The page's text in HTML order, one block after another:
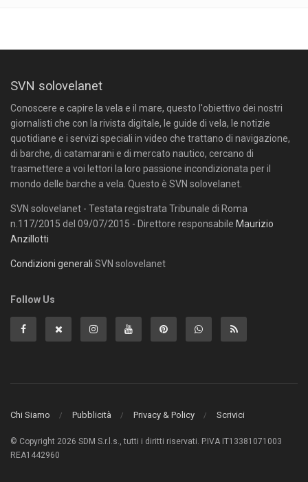
SVN solovelanet
Conoscere e capire la vela e il mare, questo l'obiettivo dei nostri
giornalisti che con la rivista digitale, le guide di vela, le notizie
quotidiane e i servizi speciali in video che trattano di navigazione,
di barche, di catamarani e di mercato nautico, cercano di
trasmettere a voi lettori la loro passione incondizionata per il
mondo delle barche a vela. Questo è SVN solovelanet.
SVN solovelanet - Testata registrata Tribunale di Roma
n.117/2015 del 09/07/2015 - Direttore responsabile Maurizio
Anzillotti
Condizioni generali SVN solovelanet
Follow Us
Chi Siamo Pubblicità Privacy & Policy Scrivici
© Copyright 2026 SDM S.r.l.s., tutti i diritti riservati. P.IVA IT13381071003
REA1442960